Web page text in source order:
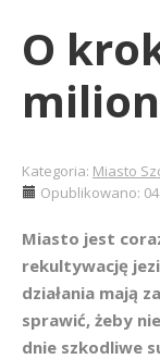
O
Kategoria: Miasto
Opublikowano:
Miasto jest
rekultywację
działania mają
sprawić, żeby
dnie szkodliwe